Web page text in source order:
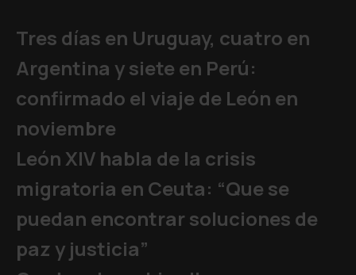
Tres días en Uruguay, cuatro en
Argentina y siete en Perú:
confirmado el viaje de León en
noviembre
León XIV habla de la crisis
migratoria en Ceuta: “Que se
puedan encontrar soluciones de
paz y justicia”